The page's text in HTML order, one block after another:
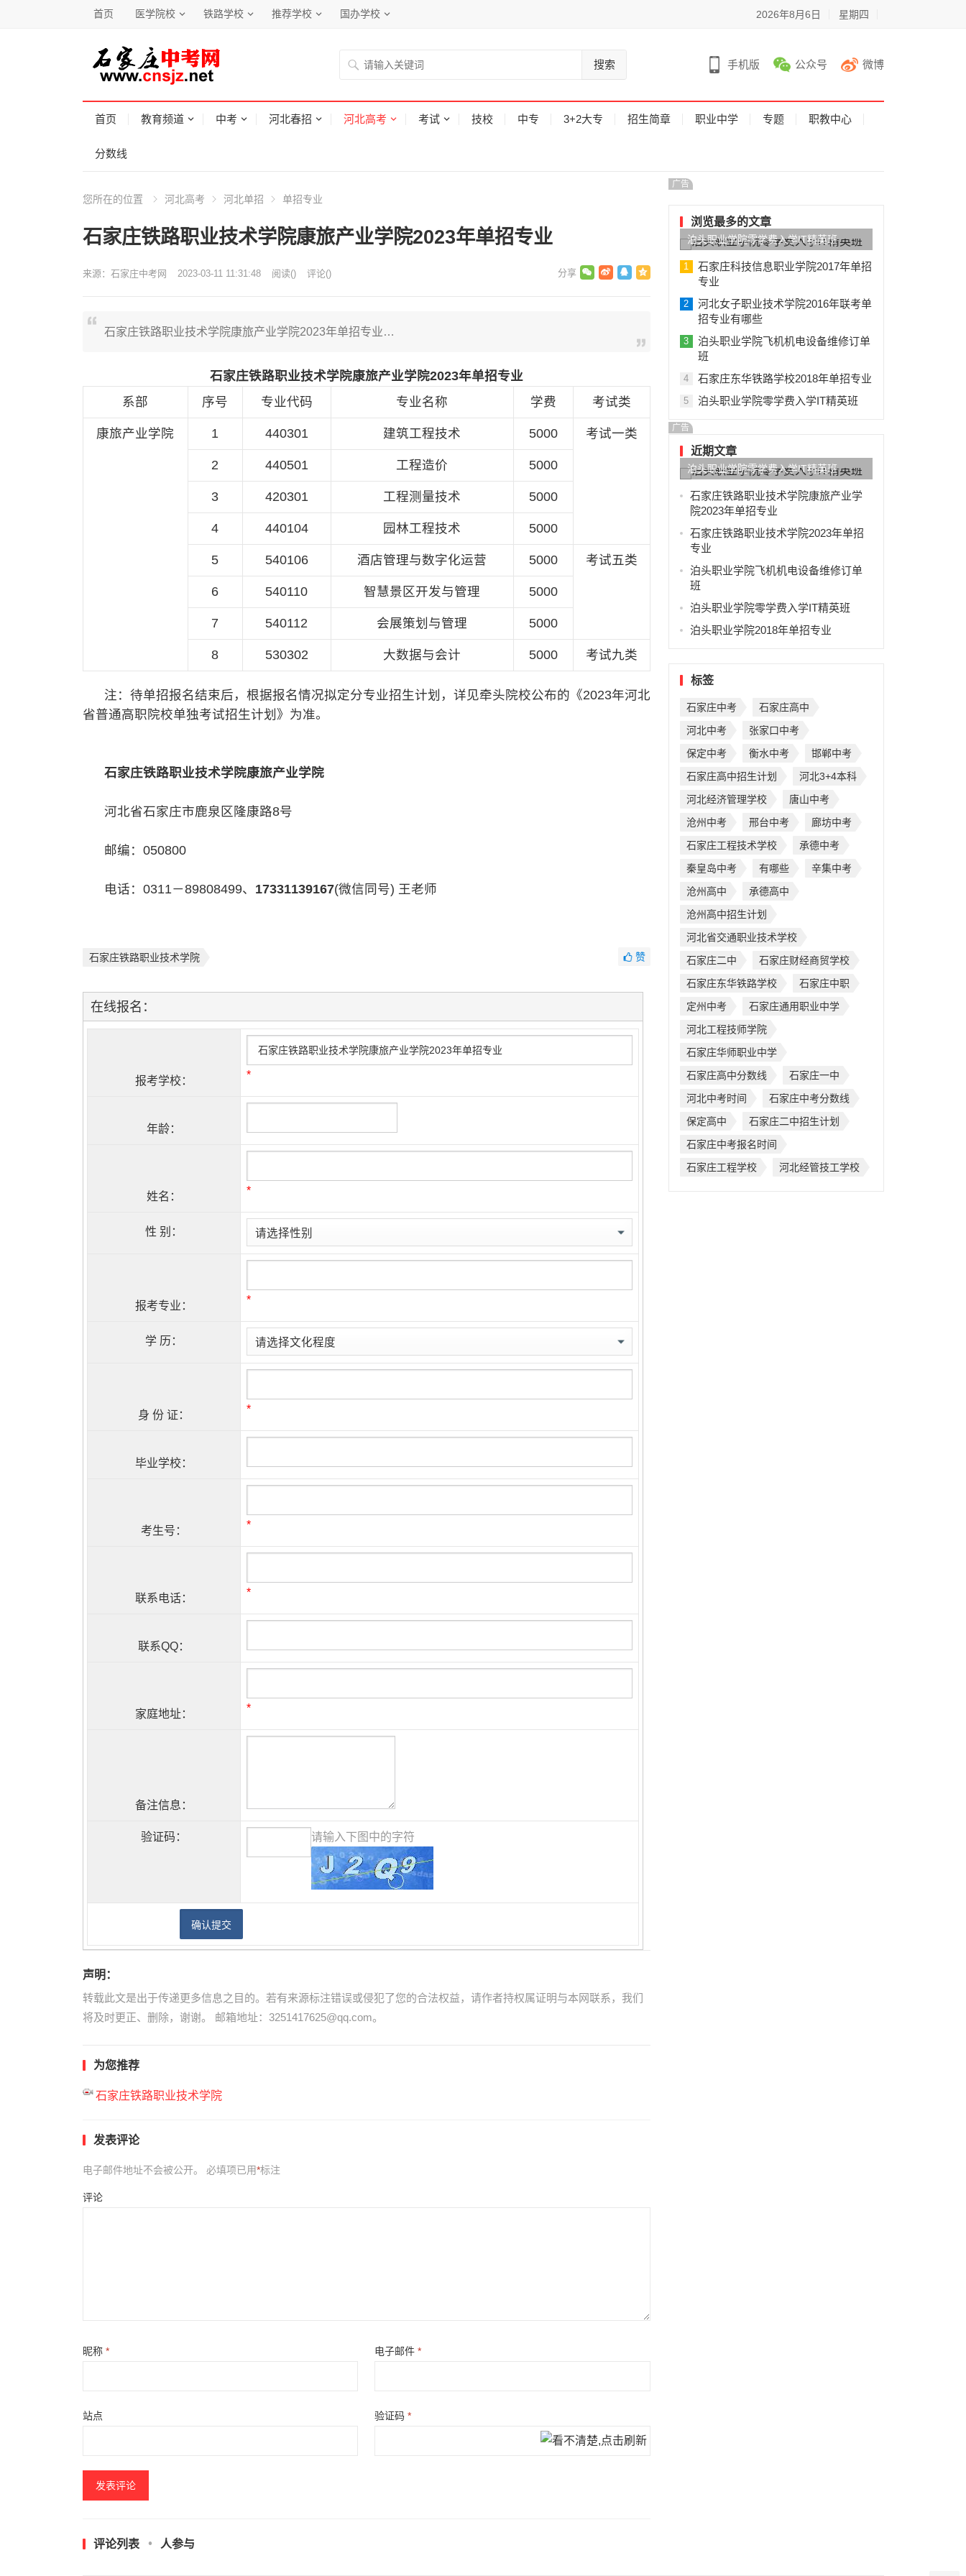
首页 医学院校 铁路学校 推荐学校 国办学校 2026年8月6日 星期四
搜索 手机版 公众号 微博
首页 教育频道 中考 河北春招 河北高考 考试 技校 中专 3+2大专 招生简章 职业中学 专题 职教中心
分数线
您所在的位置 河北高考 河北单招 单招专业
石家庄铁路职业技术学院康旅产业学院2023年单招专业
来源： 石家庄中考网 2023-03-11 11:31:48 阅读() 评论()
石家庄铁路职业技术学院康旅产业学院2023年单招专业…
石家庄铁路职业技术学院康旅产业学院2023年单招专业
系部
序号 专业代码 专业名称 学费 考试类
康旅产业学院 1 440301 建筑工程技术 5000 考试一类
2 440501 工程造价 5000
3 420301 工程测量技术 5000
4 440104 园林工程技术 5000
5 540106 酒店管理与数字化运营 5000 考试五类
6 540110 智慧景区开发与管理 5000
7 540112 会展策划与管理 5000
8 530302 大数据与会计 5000 考试九类
注：待单招报名结束后，根据报名情况拟定分专业招生计划，详见牵头院校公布的《2023年河北
省普通高职院校单独考试招生计划》为准。
石家庄铁路职业技术学院康旅产业学院
河北省石家庄市鹿泉区隆康路8号
邮编：050800
电话：0311－89808499、 17331139167(微信同号) 王老师
石家庄铁路职业技术学院 赞
在线报名：
报考学校： *
年龄：
姓名： *
性 别：
报考专业： *
学 历：
身 份 证： *
毕业学校：
考生号： *
联系电话： *
联系QQ：
家庭地址： *
备注信息：
验证码： 请输入下图中的字符
声明：
转载此文是出于传递更多信息之目的。若有来源标注错误或侵犯了您的合法权益，请作者持权属证明与本网联系，我们
将及时更正、删除，谢谢。 邮箱地址：3251417625@qq.com。
为您推荐
石家庄铁路职业技术学院
发表评论
电子邮件地址不会被公开。 必填项已用*标注
评论
昵称 * 电子邮件*
站点 验证码*
评论列表 人参与
广告
浏览最多的文章
泊头职业学院零学费入学IT精英班
1
石家庄科技信息职业学院2017年单招
专业
2
河北女子职业技术学院2016年联考单
招专业有哪些
3
泊头职业学院飞机机电设备维修订单
班
4 石家庄东华铁路学校2018年单招专业
5 泊头职业学院零学费入学IT精英班
广告
近期文章
泊头职业学院零学费入学IT精英班
石家庄铁路职业技术学院康旅产业学
院2023年单招专业
石家庄铁路职业技术学院2023年单招
专业
泊头职业学院飞机机电设备维修订单
班
泊头职业学院零学费入学IT精英班
泊头职业学院2018年单招专业
标签
石家庄中考
石家庄高中
河北中考
张家口中考
保定中考
衡水中考
邯郸中考
石家庄高中招生计划
河北3+4本科
河北经济管理学校
唐山中考
沧州中考
邢台中考
廊坊中考
石家庄工程技术学校
承德中考
秦皇岛中考
有哪些
辛集中考
沧州高中
承德高中
沧州高中招生计划
河北省交通职业技术学校
石家庄二中
石家庄财经商贸学校
石家庄东华铁路学校
石家庄中职
定州中考
石家庄通用职业中学
河北工程技师学院
石家庄华师职业中学
石家庄高中分数线
石家庄一中
河北中考时间
石家庄中考分数线
保定高中
石家庄二中招生计划
石家庄中考报名时间
石家庄工程学校
河北经管技工学校